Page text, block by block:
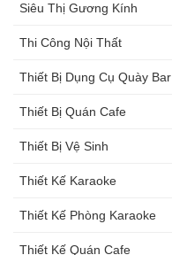
Siêu Thị Gương Kính
Thi Công Nội Thất
Thiết Bị Dụng Cụ Quày Bar
Thiết Bị Quán Cafe
Thiết Bị Vệ Sinh
Thiết Kế Karaoke
Thiết Kế Phòng Karaoke
Thiết Kế Quán Cafe